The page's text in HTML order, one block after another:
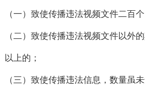
（一）致使传播违法视频文件二百个
（二）致使传播违法视频文件以外
以上的；
（三）致使传播违法信息，数量虽